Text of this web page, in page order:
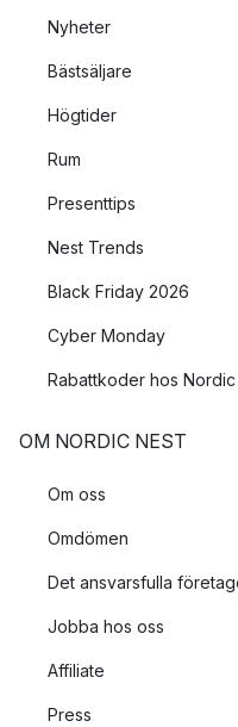
Nyheter
Bästsäljare
Högtider
Rum
Presenttips
Nest Trends
Black Friday 2026
Cyber Monday
Rabattkoder hos
OM NORDIC NEST
Om oss
Omdömen
Det ansvarsfulla
Jobba hos oss
Affiliate
Press